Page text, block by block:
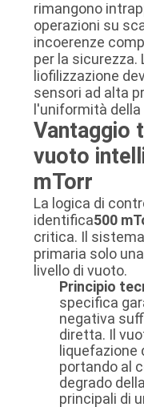
rimangono
operazioni su
incoerenze
per la sicurezza.
liofilizzazione
sensori ad alta
l'uniformità della
Vantaggio
vuoto
mTorr
La logica di
identifica500
critica. Il
primaria solo
livello di vuoto.
Principio
specifica
negativa
diretta. Il
liquefazione
portando al
degrado
principali di